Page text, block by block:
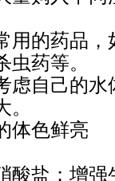
的药品，
药等。
自己的水
色鲜亮
盐；增强